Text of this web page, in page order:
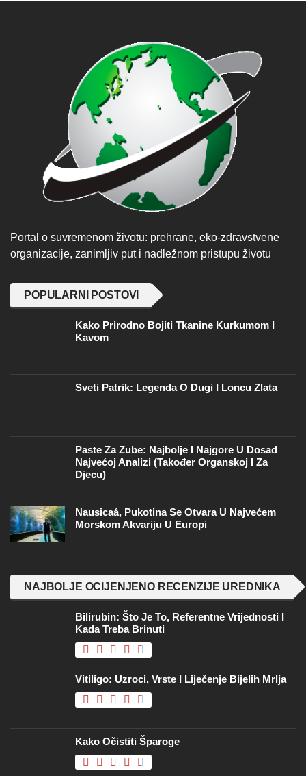
Portal o suvremenom životu: prehrane, eko-zdravstvene
organizacije, zanimljiv put i nadležnom pristupu životu
POPULARNI POSTOVI
Kako Prirodno Bojiti Tkanine Kurkumom I
Kavom
Sveti Patrik: Legenda O Dugi I Loncu Zlata
Paste Za Zube: Najbolje I Najgore U Dosad
Najvećoj Analizi (također Organskoj I Za
Djecu)
Nausicaá, Pukotina Se Otvara U Najvećem
Morskom Akvariju U Europi
NAJBOLJE OCIJENJENO RECENZIJE UREDNIKA
Bilirubin: Što Je To, Referentne Vrijednosti I
Kada Treba Brinuti
Vitiligo: Uzroci, Vrste I Liječenje Bijelih Mrlja
Kako Očistiti Šparoge